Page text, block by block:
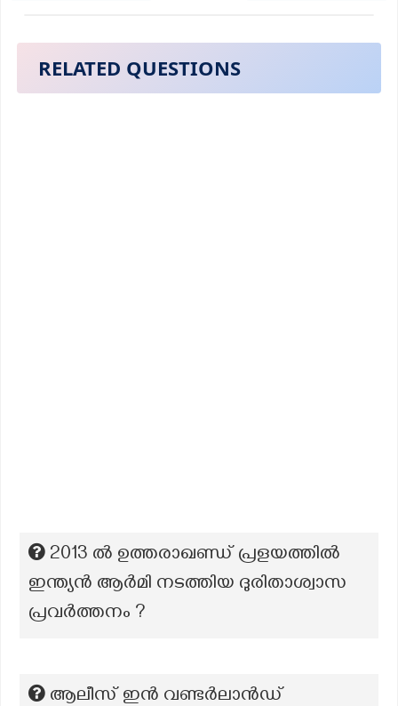
RELATED QUESTIONS
2013 ൽ ഉത്തരാഖണ്ഡ് പ്രളയത്തിൽ
ഇന്ത്യൻ ആർമി നടത്തിയ ദുരിതാശ്വാസ
പ്രവർത്തനം ?
ആലീസ് ഇൻ വണ്ടർലാൻഡ്‌